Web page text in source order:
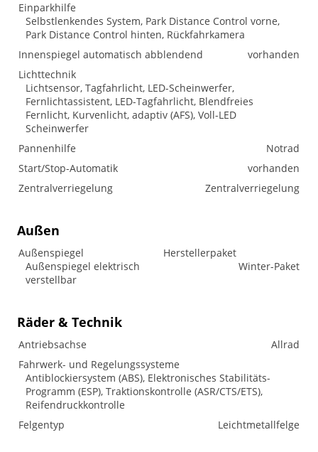
Einparkhilfe
Selbstlenkendes System, Park Distance Control vorne,
Park Distance Control hinten, Rückfahrkamera
Innenspiegel automatisch abblendend
vorhanden
Lichttechnik
Lichtsensor, Tagfahrlicht, LED-Scheinwerfer,
Fernlichtassistent, LED-Tagfahrlicht, Blendfreies
Fernlicht, Kurvenlicht, adaptiv (AFS), Voll-LED
Scheinwerfer
Pannenhilfe
Notrad
Start/Stop-Automatik
vorhanden
Zentralverriegelung
Zentralverriegelung
Außen
Außenspiegel
Außenspiegel elektrisch
verstellbar
Herstellerpaket
Winter-Paket
Räder & Technik
Antriebsachse
Allrad
Fahrwerk- und Regelungssysteme
Antiblockiersystem (ABS), Elektronisches Stabilitäts-
Programm (ESP), Traktionskontrolle (ASR/CTS/ETS),
Reifendruckkontrolle
Felgentyp
Leichtmetallfelge